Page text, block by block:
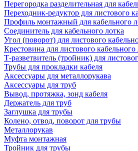
Перегородка разделительная для
Переходник-редуктор для листового
Профиль монтажный для кабельного
Соединитель для кабельного лотка
Угол (поворот) для листового
Крестовина для листового кабельного
Т-разветвитель (тройник) для
Трубы для прокладки кабеля
Аксессуары для металлорукава
Аксессуары для труб
Вывод, протяжка, зонд кабеля
Держатель для труб
Заглушка для трубы
Колено, отвод, поворот для трубы
Металлорукав
Муфта монтажная
Тройник для трубы